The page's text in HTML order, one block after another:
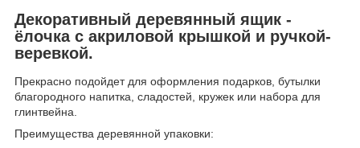
Декоративный деревянный ящик -
ёлочка с акриловой крышкой и ручкой-
веревкой.
Прекрасно подойдет для оформления подарков, бутылки
благородного напитка, сладостей, кружек или набора для
глинтвейна.
Преимущества деревянной упаковки: